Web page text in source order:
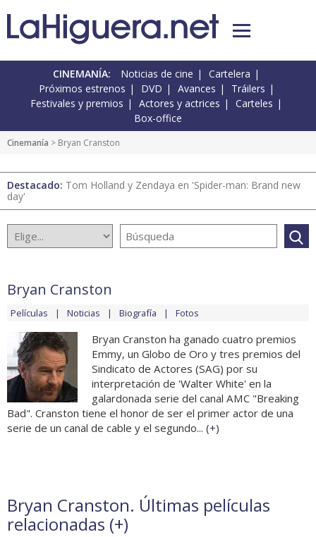
CINEMANÍA: Noticias de cine
Cartelera
Próximos estrenos
DVD Avances
Tráilers
Festivales y premios
Actores y actrices
Carteles
Box-office
Cinemanía > Bryan Cranston
Destacado: Tom Holland y Zendaya en 'Spider-man: Brand new
day'
Bryan Cranston
Películas Noticias Biografía Fotos
Bryan Cranston ha ganado cuatro premios
Emmy, un Globo de Oro y tres premios del
Sindicato de Actores (SAG) por su
interpretación de 'Walter White' en la
galardonada serie del canal AMC "Breaking
Bad". Cranston tiene el honor de ser el primer actor de una
serie de un canal de cable y el segundo... (+)
Bryan Cranston. Últimas películas
relacionadas (+)